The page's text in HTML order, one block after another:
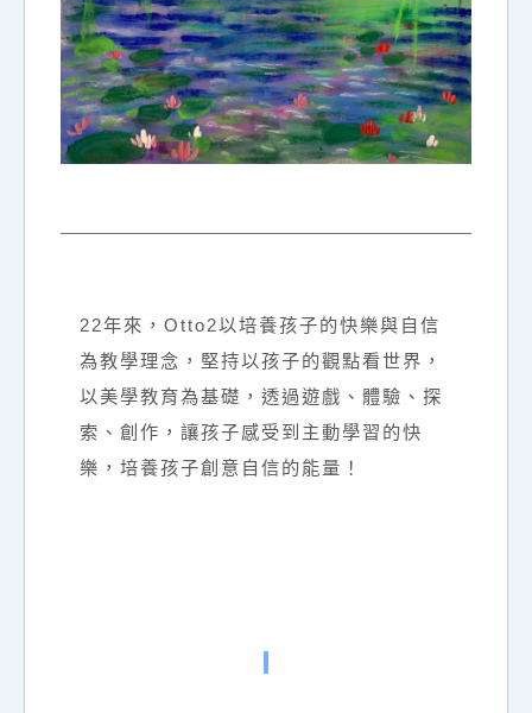
22年來， Otto2以培養孩子的快樂與自信
為教學理念，堅持以孩子的觀點看世界，
以美學教育為基礎，透過遊戲、體驗、探
索、創作，讓孩子感受到主動學習的快
樂，培養孩子創意自信的能量！